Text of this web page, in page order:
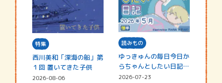
特集
西川美和「深海の船」第
１回 置いてきた子供
2026-08-06
読みもの
ゆっきゅんの毎日今日か
らちゃんとしたい日記
☆202…
2026-07-23